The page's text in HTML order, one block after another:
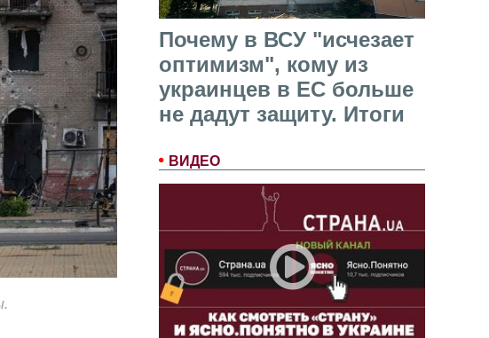
Почему в ВСУ "исчезает
оптимизм", кому из
украинцев в ЕС больше
не дадут защиту. Итоги
ВИДЕО